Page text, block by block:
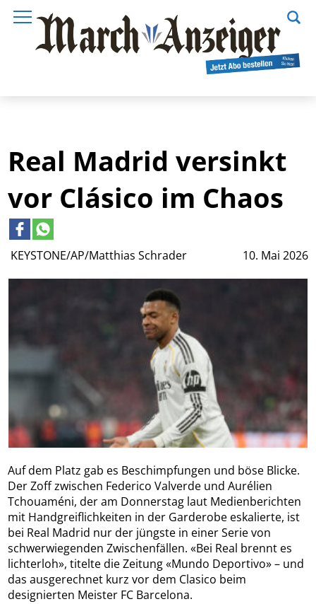
KEYSTONE/AP/Matthias Schrader 10. Mai 2026
Real Madrid versinkt
vor Clásico im Chaos
Auf dem Platz gab es Beschimpfungen und böse Blicke.
Der Zoff zwischen Federico Valverde und Aurélien
Tchouaméni, der am Donnerstag laut Medienberichten
mit Handgreiflichkeiten in der Garderobe eskalierte, ist
bei Real Madrid nur der jüngste in einer Serie von
schwerwiegenden Zwischenfällen. «Bei Real brennt es
lichterloh», titelte die Zeitung «Mundo Deportivo» – und
das ausgerechnet kurz vor dem Clasico beim
designierten Meister FC Barcelona.